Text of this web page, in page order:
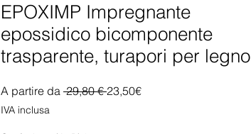
EPOXIMP Impregnante
epossidico bicomponente
trasparente, turapori per legno
A partire da 29,80 € Prezzo
23,50€Prezzo
IVA inclusa